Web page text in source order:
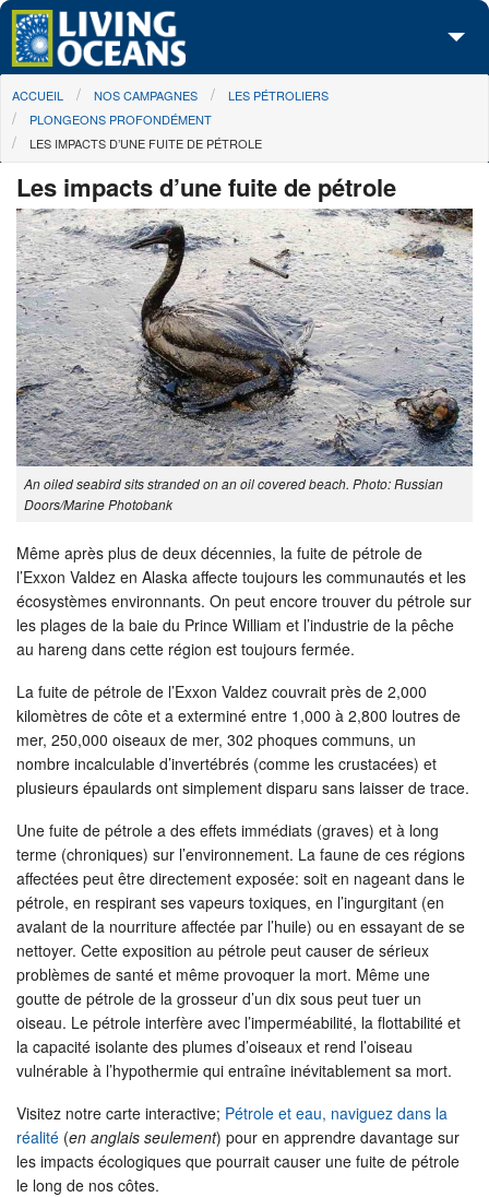
Skip to main content
À propos de nous
Nos campagnes
Centre des Médias
Les Cartes
Passez à l'action
You are here
ACCUEIL NOS CAMPAGNES
LES PÉTROLIERS
PLONGEONS PROFONDÉMENT
LES IMPACTS D’UNE FUITE DE PÉTROLE
Les impacts d’une fuite de pétrole
An oiled seabird sits stranded on an oil covered beach. Photo: Russian
Doors/Marine Photobank
Même après plus de deux décennies, la fuite de pétrole de
l’Exxon Valdez en Alaska affecte toujours les communautés et les
écosystèmes environnants. On peut encore trouver du pétrole sur
les plages de la baie du Prince William et l’industrie de la pêche
au hareng dans cette région est toujours fermée.
La fuite de pétrole de l’Exxon Valdez couvrait près de 2,000
kilomètres de côte et a exterminé entre 1,000 à 2,800 loutres de
mer, 250,000 oiseaux de mer, 302 phoques communs, un
nombre incalculable d’invertébrés (comme les crustacées) et
plusieurs épaulards ont simplement disparu sans laisser de trace.
Une fuite de pétrole a des effets immédiats (graves) et à long
terme (chroniques) sur l’environnement. La faune de ces régions
affectées peut être directement exposée: soit en nageant dans le
pétrole, en respirant ses vapeurs toxiques, en l’ingurgitant (en
avalant de la nourriture affectée par l’huile) ou en essayant de se
nettoyer. Cette exposition au pétrole peut causer de sérieux
problèmes de santé et même provoquer la mort. Même une
goutte de pétrole de la grosseur d’un dix sous peut tuer un
oiseau. Le pétrole interfère avec l’imperméabilité, la flottabilité et
la capacité isolante des plumes d’oiseaux et rend l’oiseau
vulnérable à l’hypothermie qui entraîne inévitablement sa mort.
Visitez notre carte interactive; Pétrole et eau, naviguez dans la
réalité (en anglais seulement) pour en apprendre davantage sur
les impacts écologiques que pourrait causer une fuite de pétrole
le long de nos côtes.